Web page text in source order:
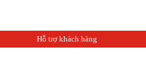
Hỗ trợ khách hàng